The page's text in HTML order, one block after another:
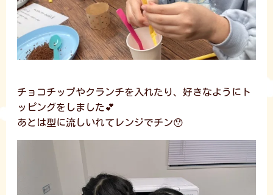
チョコチップやクランチを入れたり、好きなようにト
ッピングをしました💕
あとは型に流しいれてレンジでチン😯